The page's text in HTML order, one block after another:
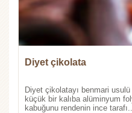
Diyet çikolata
Diyet çikolatayı benmari
küçük bir kalıba alüminyum
kabuğunu rendenin ince tarafı...